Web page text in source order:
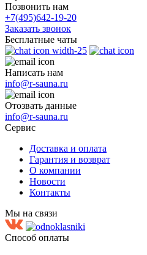
Позвонить нам
+7(495)642-19-20
Заказать звонок
Бесплатные чаты
Написать нам
info@r-sauna.ru
Отозвать данные
info@r-sauna.ru
Сервис
Доставка и оплата
Гарантия и возврат
О компании
Новости
Контакты
Мы на связи
Способ оплаты